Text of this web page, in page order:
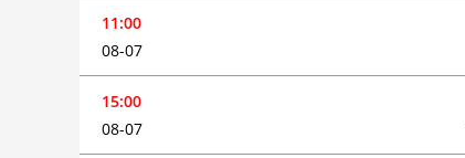
11:00
08-07
15:00
08-07